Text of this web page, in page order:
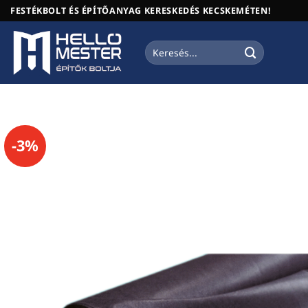
Skip
to
content
FESTÉKBOLT ÉS ÉPÍTŐANYAG KERESKEDÉS KECSKEMÉTEN!
Keresés
a
-3%